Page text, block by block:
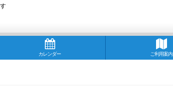
カレンダー ご利用案内